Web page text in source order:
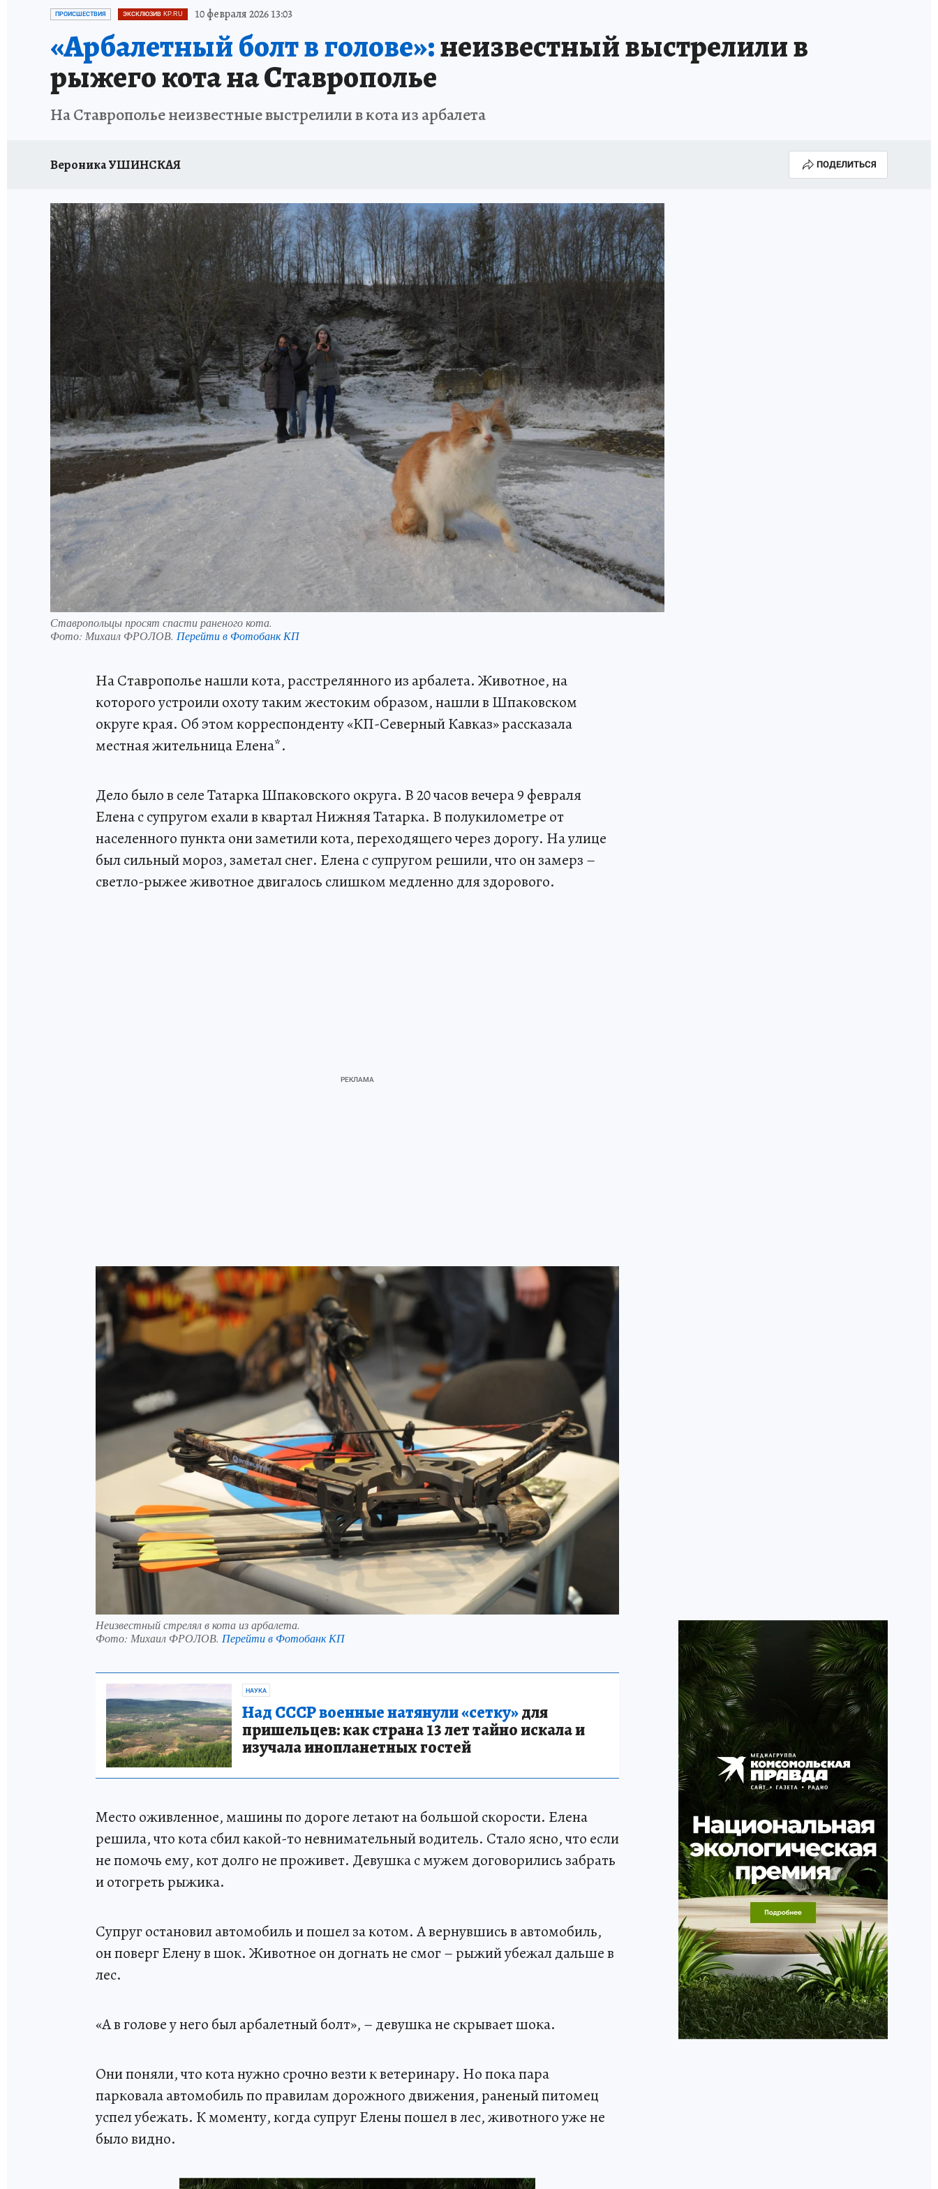
ЗАПОВЕДНАЯ РОССИЯ ПРОИСШЕСТВИЯ
ПРОИСШЕСТВИЯ ЭКСКЛЮЗИВ KP.RU 10 февраля 2026 13:03
«Арбалетный болт в голове»:неизвестный выстрелили в
рыжего кота на Ставрополье
На Ставрополье неизвестные выстрелили в кота из арбалета
Вероника УШИНСКАЯ ПОДЕЛИТЬСЯ
Ставропольцы просят спасти раненого кота.
Фото: Михаил ФРОЛОВ. Перейти в Фотобанк КП
На Ставрополье нашли кота, расстрелянного из арбалета. Животное, на
которого устроили охоту таким жестоким образом, нашли в Шпаковском
округе края. Об этом корреспонденту «КП-Северный Кавказ» рассказала
местная жительница Елена*.
Дело было в селе Татарка Шпаковского округа. В 20 часов вечера 9 февраля
Елена с супругом ехали в квартал Нижняя Татарка. В полукилометре от
населенного пункта они заметили кота, переходящего через дорогу. На улице
был сильный мороз, заметал снег. Елена с супругом решили, что он замерз –
светло-рыжее животное двигалось слишком медленно для здорового.
Неизвестный стрелял в кота из арбалета.
Фото: Михаил ФРОЛОВ. Перейти в Фотобанк КП
НАУКА
Над СССР военные натянули «сетку»для
пришельцев: как страна 13 лет тайно искала и
изучала инопланетных гостей
Место оживленное, машины по дороге летают на большой скорости. Елена
решила, что кота сбил какой-то невнимательный водитель. Стало ясно, что если
не помочь ему, кот долго не проживет. Девушка с мужем договорились забрать
и отогреть рыжика.
Супруг остановил автомобиль и пошел за котом. А вернувшись в автомобиль,
он поверг Елену в шок. Животное он догнать не смог – рыжий убежал дальше в
лес.
«А в голове у него был арбалетный болт», – девушка не скрывает шока.
Они поняли, что кота нужно срочно везти к ветеринару. Но пока пара
парковала автомобиль по правилам дорожного движения, раненый питомец
успел убежать. К моменту, когда супруг Елены пошел в лес, животного уже не
было видно.